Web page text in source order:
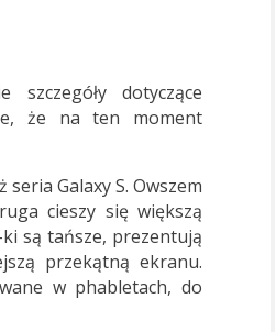
dotyczące
że na ten moment
Galaxy S. Owszem
cieszy się większą
są tańsze, prezentują
przekątną ekranu.
w phabletach, do